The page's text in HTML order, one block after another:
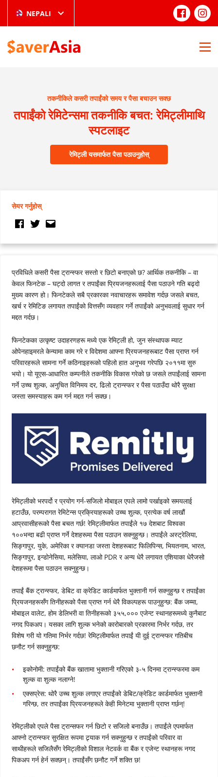
NEPALI
तकनीकिले कसरी तपाईंको समय र पैसा बचाउन सक्छ
तपाईंको रेमिटेन्समा तकनीकि बचत: रेमिट्लीमाथि
स्पटलाइट
रेमिट्ली यसमार्फत पैसा पठाउनुहोस्
सेयर गर्नुहोस्
प्रविधिले कसरी पैसा ट्रान्स्फर सस्तो र छिटो बनाएको छ? आर्थिक तकनीकि – वा
केवल फिनटेक – घट्दो लागत र तपाईंका प्रियजनहरूलाई पैसा पठाउने गति बढ्दो
मुख्य कारण हो। फिनटेकले सबै प्रकारका नवाचारहरू समावेश गर्दछ जसले बचत,
खर्च र रेमिटिङ लगायत तपाईंको वित्तसँग व्यवहार गर्ने तपाईंको अनुभवलाई सुधार गर्न
मद्दत गर्दछ।
फिनटेकका उत्कृष्ट उदाहरणहरू मध्ये एक रेमिट्ली हो, जुन संस्थापक म्याट
ओपेनहाइमरले केन्यामा काम गरे र विदेशमा आफ्ना प्रियजनहरूबाट पैसा प्राप्त गर्न
परिवारहरूले सामना गर्ने कठिनाइहरूको पहिलो हात अनुभव गरेपछि २०११मा सुरु
भयो। यो यूएस-आधारित कम्पनीले तकनीकि विकास गरेको छ जसले तपाईंलाई सामना
गर्ने उच्च शुल्क, अनुचित विनिमय दर, ढिलो ट्रान्स्फर र पैसा पठाउँदा थोरै सुरक्षा
जस्ता समस्याहरू कम गर्न मद्दत गर्न सक्छ।
रेमिट्लीको भरपर्दो र प्रयोग गर्न-सजिलो मोबाइल एपले लामो पर्खाइको समयलाई
हटाउँछ, परम्परागत रेमिटेन्स प्रक्रियाहरूको उच्च शुल्क, प्रत्येक वर्ष लाखौं
आप्रवासीहरूको पैसा बचत गर्छ! रेमिट्लीमार्फत तपाईंले १७ देशबाट विश्वका
१००भन्दा बढी प्राप्त गर्ने देशहरूमा पैसा पठाउन सक्नुहुन्छ। तपाईंले अस्ट्रेलिया,
सिङ्गापुर, युके, अमेरिका र क्यानडा जस्ता देशहरूबाट फिलिपिन्स, भियतनाम, भारत,
सिङ्गापुर, इन्डोनेसिया, मलेसिया, लाओ PDR र अन्य धेरै लगायत एशियाका धेरैजसो
देशहरूमा पैसा पठाउन सक्नुहुन्छ।
तपाईं बैंक ट्रान्स्फर, डेबिट वा क्रेडिट कार्डमार्फत भुक्तानी गर्न सक्नुहुन्छ र तपाईंका
प्रियजनहरूसँग तिनीहरूको पैसा प्राप्त गर्न धेरै विकल्पहरू पाउनुहुन्छ: बैंक जम्मा,
मोबाइल वालेट, होम डेलिभरी वा तिनीहरूको ३५५,००० एजेन्ट स्थानहरूमध्ये कुनैबाट
नगद पिकअप। यसका लागि शुल्क भनेको कारोबारको प्रकारमा निर्भर गर्दछ, तर
विशेष गरी यो गतिमा निर्भर गर्दछ! रेमिट्लीमार्फत तपाईं यी दुई ट्रान्स्फर गतिबीच
छनौट गर्न सक्नुहुन्छ:
इकोनोमी: तपाईंको बैंक खातामा भुक्तानी गरिएको ३-५ दिनमा ट्रान्स्फरमा कम
शुल्क वा शुल्क नलाग्ने!
एक्सप्रेस: थोरै उच्च शुल्क लगाएर तपाईंको डेबिट/क्रेडिट कार्डमार्फत भुक्तानी
गरिन्छ, तर तपाईंका प्रियजनहरूले केही मिनेटमा भुक्तानी प्राप्त गर्छन्!
रेमिट्लीको एपले पैसा ट्रान्सफर गर्न छिटो र सजिलो बनाउँछ। तपाईंले एपमार्फत
आफ्नो ट्रान्स्फर सुरक्षित रूपमा ट्र्याक गर्न सक्नुहुन्छ र तपाईंको परिवार वा
साथीहरूले सजिलैसँग रेमिट्लीको विशाल नेटवर्क वा बैंक र एजेन्ट स्थानहरू नगद
पिकअप गर्न हेर्न सक्छन्। तपाईंसँग छनौट गर्ने शक्ति छ!